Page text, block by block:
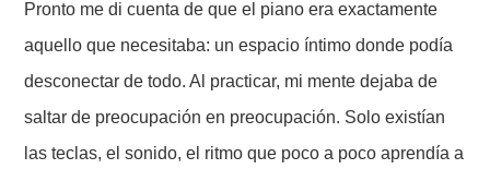
Pronto me di cuenta de que el piano era exactamente
aquello que necesitaba: un espacio íntimo donde podía
desconectar de todo. Al practicar, mi mente dejaba de
saltar de preocupación en preocupación. Solo existían
las teclas, el sonido, el ritmo que poco a poco aprendía a